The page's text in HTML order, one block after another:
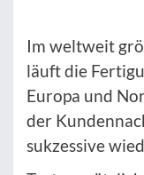
Im weltweit
läuft die
Europa und
der
sukzessive